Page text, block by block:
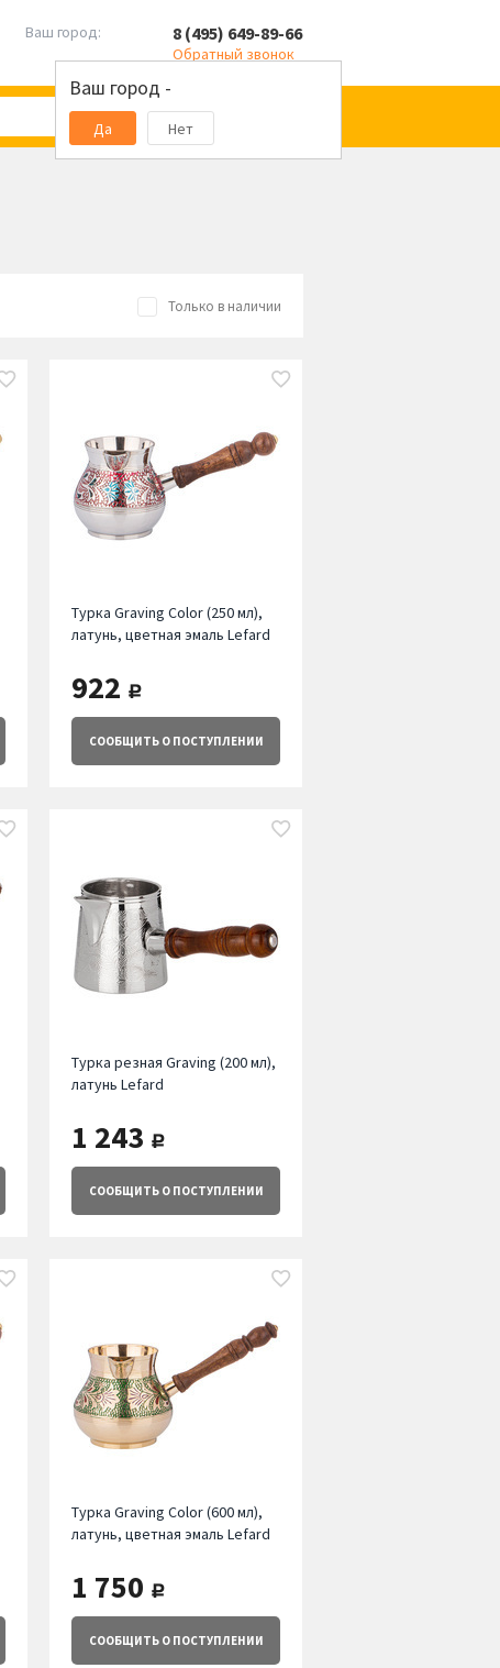
Ваш город:
Ваш город -
Да Нет
8 (495) 649-89-66
Обратный звонок
Только в наличии
Турка Graving Color (250 мл),
латунь, цветная эмаль Lefard
922 руб.
СООБЩИТЬО ПОСТУПЛЕНИИ
Турка резная Graving (200 мл),
латунь Lefard
1 243 руб.
СООБЩИТЬО ПОСТУПЛЕНИИ
Турка Graving Color (600 мл),
латунь, цветная эмаль Lefard
1 750 руб.
СООБЩИТЬО ПОСТУПЛЕНИИ